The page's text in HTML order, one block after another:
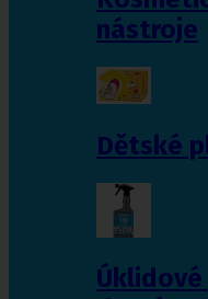
nástroje
Dětské